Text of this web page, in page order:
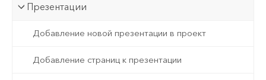
Презентации
Добавление новой презентации в проект
Добавление страниц к презентации